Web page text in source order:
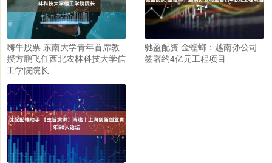
嗨牛股票 东南大学青年首席教
授方鹏飞任西北农林科技大学信
工学院院长
驰盈配资 金螳螂：越南孙公司
签署约4亿元工程项目